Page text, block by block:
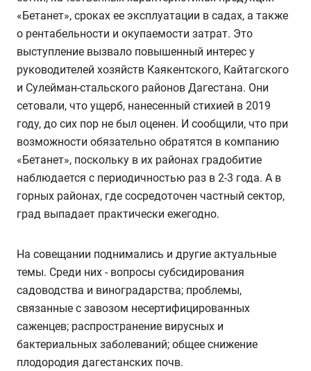
«Бетанет», сроках ее эксплуатации в садах, а также
о рентабельности и окупаемости затрат. Это
выступление вызвало повышенный интерес у
руководителей хозяйств Каякентского, Кайтагского
и Сулейман-стальского районов Дагестана. Они
сетовали, что ущерб, нанесенный стихией в 2019
году, до сих пор не был оценен. И сообщили, что при
возможности обязательно обратятся в компанию
«Бетанет», поскольку в их районах градобитие
наблюдается с периодичностью раз в 2-3 года. А в
горных районах, где сосредоточен частный сектор,
град выпадает практически ежегодно.
На совещании поднимались и другие актуальные
темы. Среди них - вопросы субсидирования
садоводства и виноградарства; проблемы,
связанные с завозом несертифицированных
саженцев; распространение вирусных и
бактериальных заболеваний; общее снижение
плодородия дагестанских почв.